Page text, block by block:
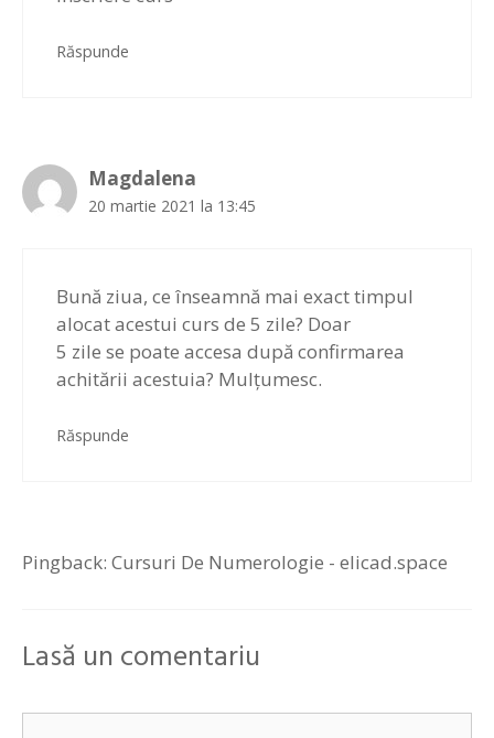
Răspunde
Magdalena
20 martie 2021 la 13:45
Bună ziua, ce înseamnă mai exact timpul
alocat acestui curs de 5 zile? Doar
5 zile se poate accesa după confirmarea
achitării acestuia? Mulțumesc.
Răspunde
Pingback: Cursuri De Numerologie - elicad.space
Lasă un comentariu